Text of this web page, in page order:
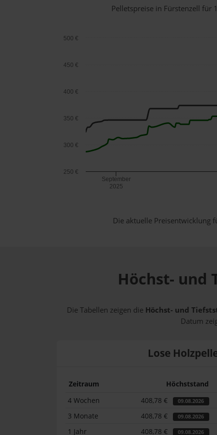
Pelletspreise in Fürstenzell für
September
2025
250 €
300 €
350 €
400 €
450 €
500 €
Die aktuelle Preisentwicklung
Höchst- und
Die Tabellen zeigen die Höchst- und
Datum
Lose
Zeitraum Höchststand
4 Wochen
408,78 € 09.08.2026
3 Monate 408,78 € 09.08.2026
1 Jahr 408,78 € 09.08.2026